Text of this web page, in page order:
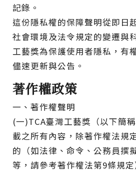
記錄。
這份隱私權的保障聲明從即日
社會環境及法令規定的變遷與
工藝獎為保護使用者隱私，有
儘速更新與公告。
著作權政策
一、著作權聲明
(一)TCA臺灣工藝獎（以下簡
載之所有內容，除著作權法規
的（如法律、命令、公務員撰
等，請參考著作權法第9條規